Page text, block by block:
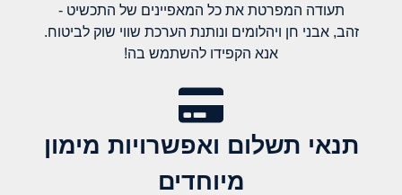
תעודה המפרטת את כל המאפיינים של התכשיט -
זהב, אבני חן ויהלומים ונותנת הערכת שווי שוק לביטוח.
אנא הקפידו להשתמש בה!
תנאי תשלום ואפשרויות מימון
מיוחדים